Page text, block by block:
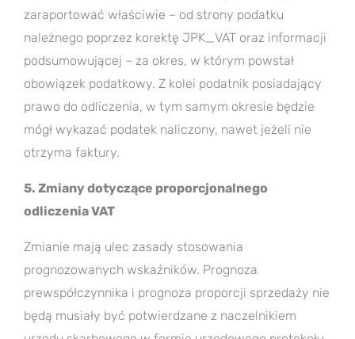
zaraportować właściwie – od strony podatku
należnego poprzez korektę JPK_VAT oraz informacji
podsumowującej – za okres, w którym powstał
obowiązek podatkowy. Z kolei podatnik posiadający
prawo do odliczenia, w tym samym okresie będzie
mógł wykazać podatek naliczony, nawet jeżeli nie
otrzyma faktury.
5. Zmiany dotyczące proporcjonalnego
odliczenia VAT
Zmianie mają ulec zasady stosowania
prognozowanych wskaźników. Prognoza
prewspółczynnika i prognoza proporcji sprzedaży nie
będą musiały być potwierdzane z naczelnikiem